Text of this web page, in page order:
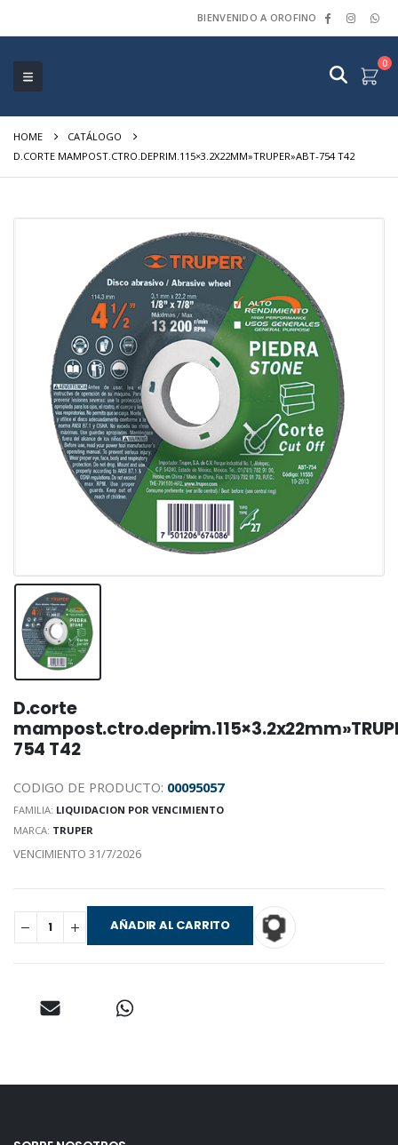
BIENVENIDO A OROFINO
0
HOME
CATÁLOGO
D.CORTE MAMPOST.CTRO.DEPRIM.115×3.2X22MM»TRUPER»ABT-754 T42
D.corte
754 T42
CODIGO DE PRODUCTO: 00095057
FAMILIA: LIQUIDACION POR VENCIMIENTO
MARCA: TRUPER
VENCIMIENTO 31/7/2026
AÑADIR AL CARRITO